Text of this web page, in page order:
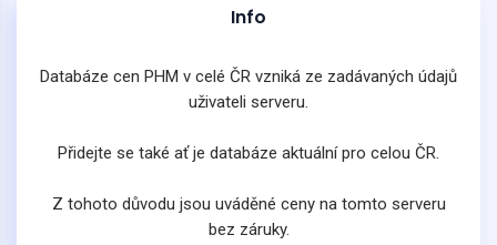
Info
Databáze cen PHM v celé ČR vzniká ze zadávaných údajů
uživateli serveru.
Přidejte se také ať je databáze aktuální pro celou ČR.
Z tohoto důvodu jsou uváděné ceny na tomto serveru
bez záruky.